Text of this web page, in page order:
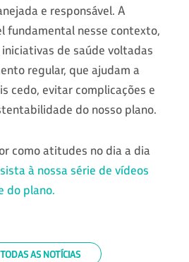
e responsável. A
fundamental nesse contexto,
de saúde voltadas
regular, que ajudam a
cedo, evitar complicações e
do nosso plano.
como atitudes no dia a dia
à nossa série de vídeos
do plano.
AS NOTÍCIAS